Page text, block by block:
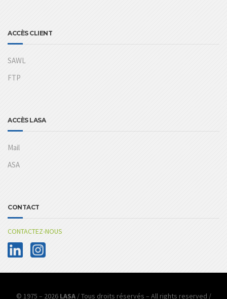
ACCÈS CLIENT
SAWL
FTP
ACCÈS LASA
Mail
ASA
CONTACT
CONTACTEZ-NOUS
© 1975 – 2026 LASA/ Tous droits réservés – All rights reserved /